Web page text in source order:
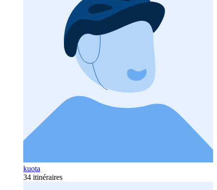
kuota
34 itinéraires